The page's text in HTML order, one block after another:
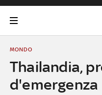
Thailandia,
d'emergenza
MONDO